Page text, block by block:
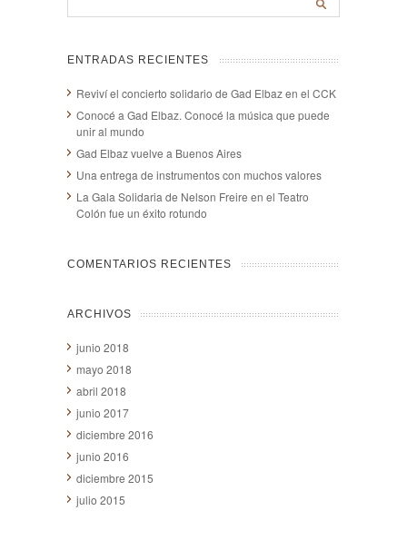
ENTRADAS RECIENTES
Reviví el concierto solidario de Gad Elbaz en el CCK
Conocé a Gad Elbaz. Conocé la música que puede
unir al mundo
Gad Elbaz vuelve a Buenos Aires
Una entrega de instrumentos con muchos valores
La Gala Solidaria de Nelson Freire en el Teatro
Colón fue un éxito rotundo
COMENTARIOS RECIENTES
ARCHIVOS
junio 2018
mayo 2018
abril 2018
junio 2017
diciembre 2016
junio 2016
diciembre 2015
julio 2015